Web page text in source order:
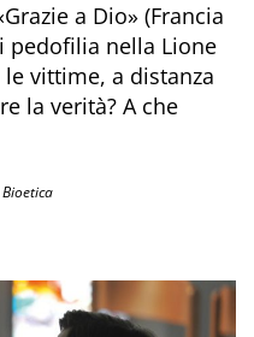
a Dio» (Francia
pedofilia nella Lione
vittime, a distanza
la verità? A che